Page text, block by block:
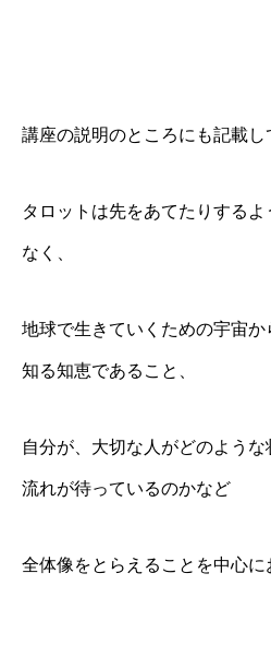
講座の説明のところにも記載し
タロットは先をあてたりする
なく、
地球で生きていくための宇宙
知る知恵であること、
自分が、大切な人がどのよう
流れが待っているのかなど
全体像をとらえることを中心に